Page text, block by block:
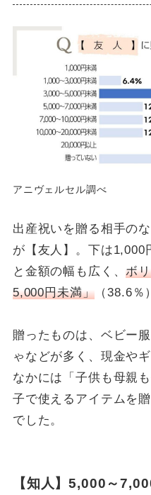
アニヴェルセル調べ
出産祝いを贈る相手の
が【友人】。下は1,000
と金額の幅も広く、ボ
5,000円未満」 （38.6％
贈ったものは、ベビー
ゃなどが多く、現金や
なかには「子供も母親
子で使えるアイテムを
でした。
【知人】5,000～